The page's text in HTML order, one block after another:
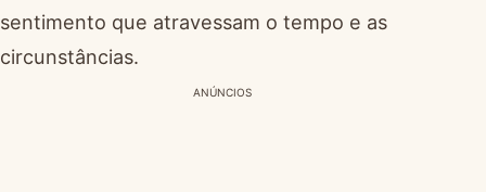
sentimento que atravessam o tempo e as
circunstâncias.
ANÚNCIOS